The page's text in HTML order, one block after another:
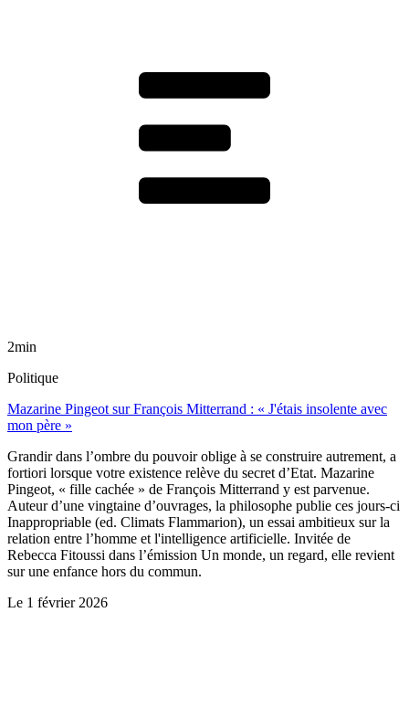
2min
Politique
Mazarine Pingeot sur François Mitterrand : « J'étais insolente avec
mon père »
Grandir dans l’ombre du pouvoir oblige à se construire autrement, a
fortiori lorsque votre existence relève du secret d’Etat. Mazarine
Pingeot, « fille cachée » de François Mitterrand y est parvenue.
Auteur d’une vingtaine d’ouvrages, la philosophe publie ces jours-ci
Inappropriable (ed. Climats Flammarion), un essai ambitieux sur la
relation entre l’homme et l'intelligence artificielle. Invitée de
Rebecca Fitoussi dans l’émission Un monde, un regard, elle revient
sur une enfance hors du commun.
Le 1 février 2026